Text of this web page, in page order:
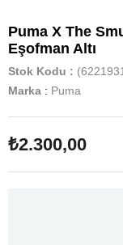
Puma X The
Eşofman Altı
Stok Kodu
Marka : Puma
₺2.300,00